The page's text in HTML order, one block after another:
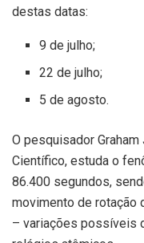
destas datas:
9 de julho;
22 de julho;
5 de agosto.
O pesquisador
Científico, estuda o
86.400 segundos,
movimento de rotação
– variações possíveis